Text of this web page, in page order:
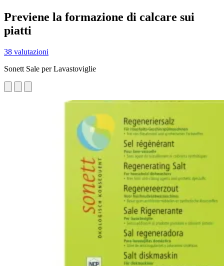
Previene la formazione di calcare sui
piatti
38 valutazioni
Sonett Sale per Lavastoviglie